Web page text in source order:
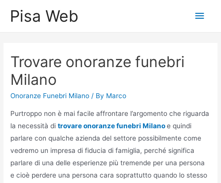
Pisa Web
Main
Trovare onoranze funebri
Milano
Onoranze Funebri Milano / By Marco
Purtroppo non è mai facile affrontare l’argomento che riguarda
la necessità di trovare onoranze funebri Milanoe quindi
parlare con qualche azienda del settore possibilmente come
vedremo un impresa di fiducia di famiglia, perché significa
parlare di una delle esperienze più tremende per una persona
e cioè perdere una persona cara soprattutto quando lo stesso